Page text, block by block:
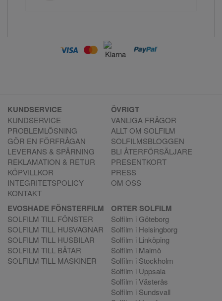
KUNDSERVICE
KUNDSERVICE
PROBLEMLÖSNING
GÖR EN FÖRFRÅGAN
LEVERANS & SPÅRNING
REKLAMATION & RETUR
KÖPVILLKOR
INTEGRITETSPOLICY
KONTAKT
ÖVRIGT
VANLIGA FRÅGOR
ALLT OM SOLFILM
SOLFILMSBLOGGEN
BLI ÅTERFÖRSÄLJARE
PRESENTKORT
PRESS
OM OSS
EVOSHADE FÖNSTERFILM
SOLFILM TILL FÖNSTER
SOLFILM TILL HUSVAGNAR
SOLFILM TILL HUSBILAR
SOLFILM TILL BÅTAR
SOLFILM TILL MASKINER
ORTER SOLFILM
Solfilm i Göteborg
Solfilm i Helsingborg
Solfilm i Linköping
Solfilm i Malmö
Solfilm i Stockholm
Solfilm i Uppsala
Solfilm i Västerås
Solfilm i Sundsvall